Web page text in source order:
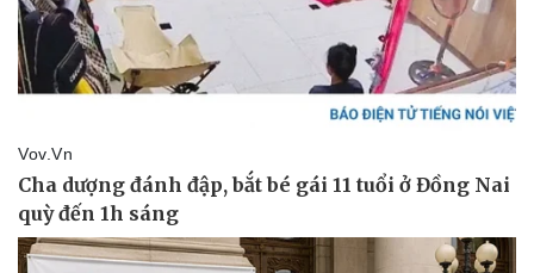
Pháp luật
Vụ án
Tin nóng
Tư vấn luật
Vũ khí
Phân tích